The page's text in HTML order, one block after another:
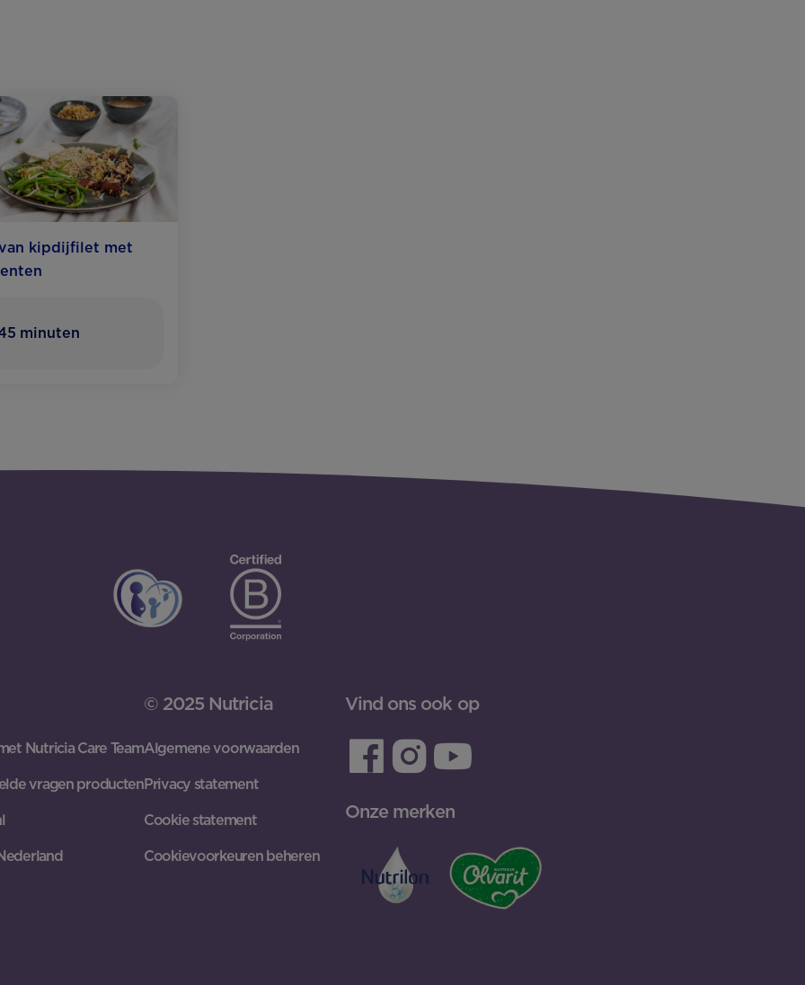
kipdijfilet met
minuten
Nutricia Care Team
vragen producten
© 2025 Nutricia
Algemene voorwaarden
Privacy statement
Cookie statement
Cookievoorkeuren beheren
Vind ons ook op
Onze merken